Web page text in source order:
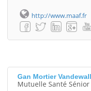
http://www.maaf.fr
Gan Mortier
Mutuelle Santé Sénior